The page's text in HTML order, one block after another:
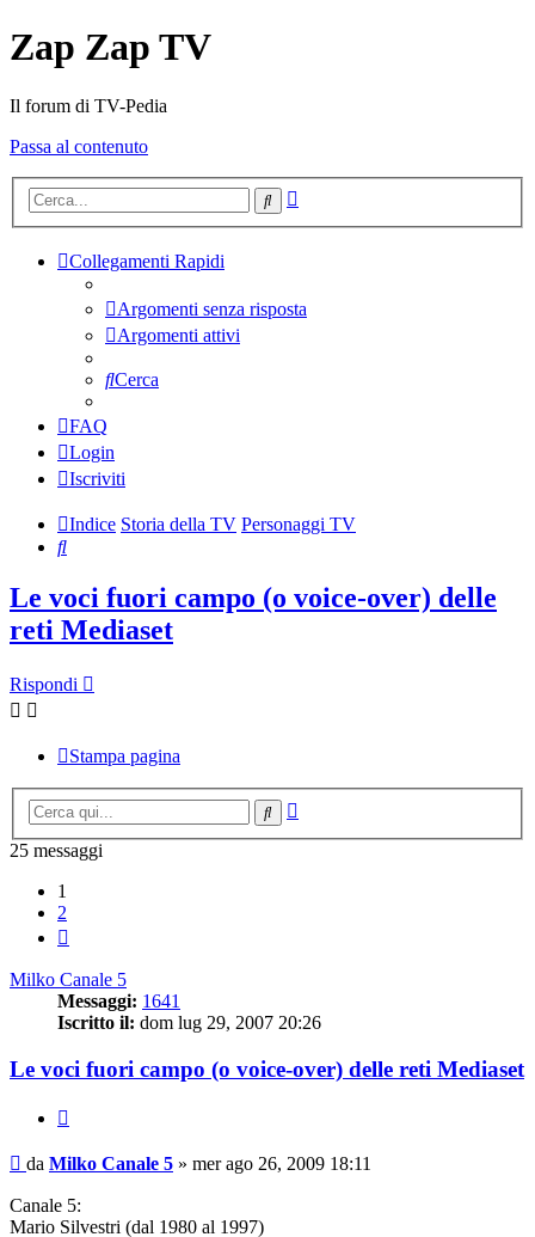
Zap Zap TV
Il forum di TV-Pedia
Passa al contenuto
Cerca
Collegamenti Rapidi
Argomenti senza risposta
Argomenti attivi
Cerca
FAQ
Login
Iscriviti
Indice Storia della TV Personaggi TV
Cerca
Le voci fuori campo (o voice-over) delle
reti Mediaset
Rispondi
Stampa pagina
Cerca
25 messaggi
1
2
Milko Canale 5
Messaggi: 1641
Iscritto il: dom lug 29, 2007 20:26
Le voci fuori campo (o voice-over) delle reti Mediaset
Messaggio
da Milko Canale 5 » mer ago 26, 2009 18:11
Canale 5:
Mario Silvestri (dal 1980 al 1997)